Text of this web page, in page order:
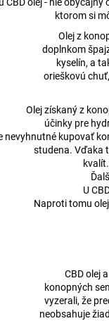
CBD olej - nie
ktorom si
Olej z
doplnkom
kyselín, a
orieškovú
Olej získaný z
účinky pre
nevyhnutné kupovať
studena. Vďaka
U
Naproti tomu
CBD olej
konopných
vyzerali, že
neobsahuje